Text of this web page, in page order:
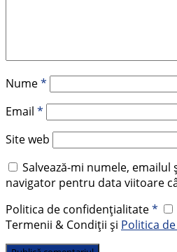
Nume*
Email *
Site web
Salvează-mi numele, emailul
navigator pentru data viitoare
Politica de confidențialitate*
Termenii & Condiții și Politica